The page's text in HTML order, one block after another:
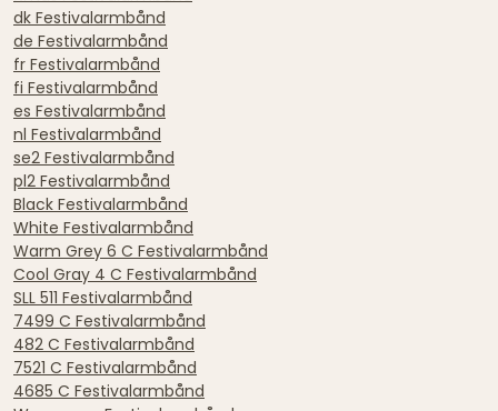
dk Festivalarmbånd
de Festivalarmbånd
fr Festivalarmbånd
fi Festivalarmbånd
es Festivalarmbånd
nl Festivalarmbånd
se2 Festivalarmbånd
pl2 Festivalarmbånd
Black Festivalarmbånd
White Festivalarmbånd
Warm Grey 6 C Festivalarmbånd
Cool Gray 4 C Festivalarmbånd
SLL 511 Festivalarmbånd
7499 C Festivalarmbånd
482 C Festivalarmbånd
7521 C Festivalarmbånd
4685 C Festivalarmbånd